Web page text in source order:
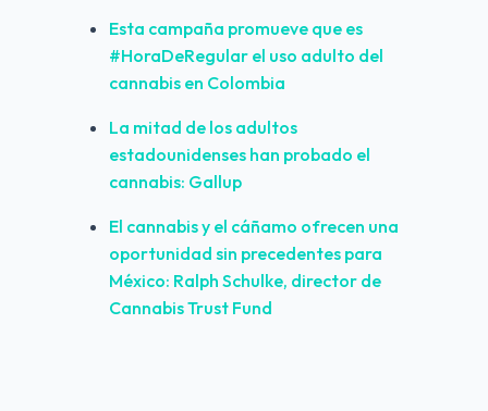
Esta campaña promueve que es
#HoraDeRegular el uso adulto del
cannabis en Colombia
La mitad de los adultos
estadounidenses han probado el
cannabis: Gallup
El cannabis y el cáñamo ofrecen una
oportunidad sin precedentes para
México: Ralph Schulke, director de
Cannabis Trust Fund